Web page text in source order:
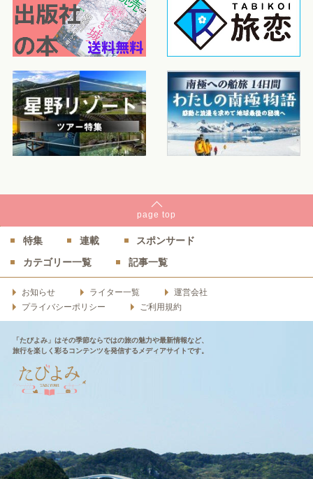
page top
特集 連載
スポンサード
カテゴリー一覧
記事一覧
お知らせ ライター一覧
運営会社
プライバシーポリシー
ご利用規約
「たびよみ」はその季節ならではの旅の魅力や最新情報など、
旅行を楽しく彩るコンテンツを発信するメディアサイトです。